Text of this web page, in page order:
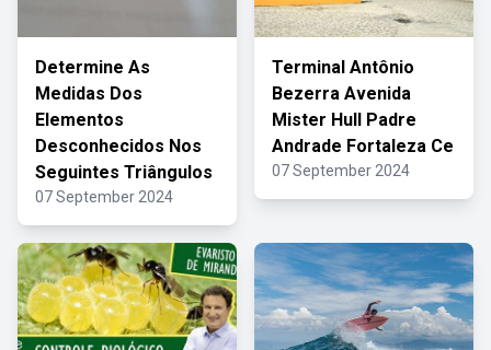
Determine As
Medidas Dos
Elementos
Desconhecidos Nos
Seguintes Triângulos
07 September 2024
Terminal Antônio
Bezerra Avenida
Mister Hull Padre
Andrade Fortaleza Ce
07 September 2024